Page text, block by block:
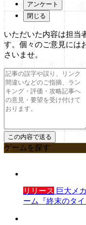
アンケート
閉じる
いただいた内容は担当
す。個々のご意見には
さいませ。
ゲームを探す
リリース 巨大メ
ーム『終末のタ